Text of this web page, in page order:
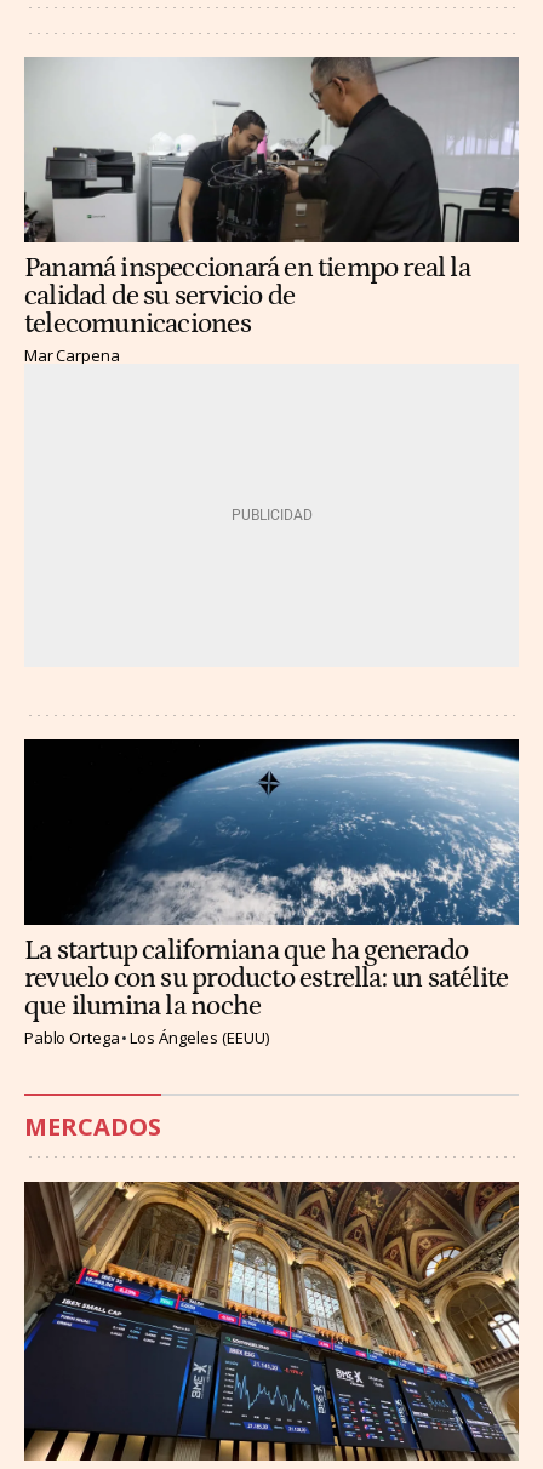
Panamá inspeccionará en tiempo real la
calidad de su servicio de
telecomunicaciones
Mar Carpena
La startup californiana que ha generado
revuelo con su producto estrella: un satélite
que ilumina la noche
Pablo Ortega Los Ángeles (EEUU)
MERCADOS